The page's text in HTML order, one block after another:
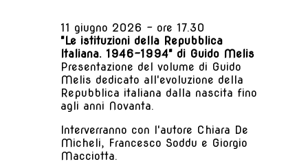
11 giugno 2026 - ore 17.30
"Le istituzioni della Repubblica
Italiana. 1946-1994" di Guido Melis
Presentazione del volume di Guido
Melis dedicato all'evoluzione della
Repubblica italiana dalla nascita fino
agli anni Novanta.
Interverranno con l'autore Chiara De
Micheli, Francesco Soddu e Giorgio
Macciotta.